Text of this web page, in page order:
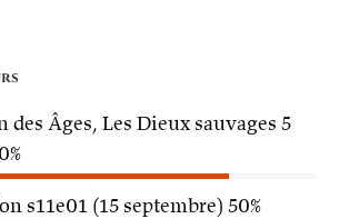
des Âges, Les Dieux sauvages 5
s11e01 (15 septembre) 50%